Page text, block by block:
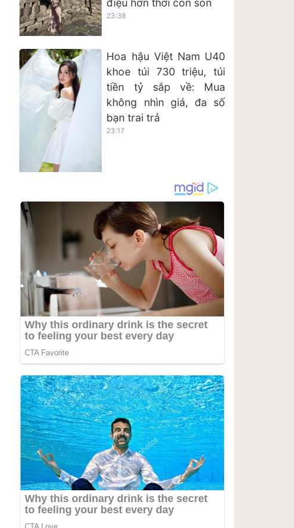
điệu hơn thời còn son
23:38
Hoa hậu Việt Nam U40
khoe túi 730 triệu, túi
tiền tỷ sắp về: Mua
không nhìn giá, đa số
bạn trai trả
23:17